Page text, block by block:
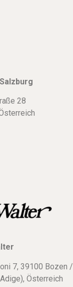
28
7, 39100 Bozen /
Österreich